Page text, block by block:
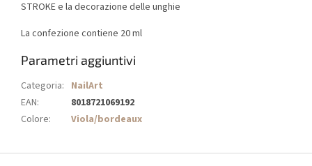
STROKE e la decorazione delle unghie
La confezione contiene 20 ml
Parametri aggiuntivi
Categoria: NailArt
EAN:
8018721069192
Colore: Viola/bordeaux